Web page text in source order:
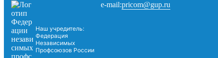
Наш учредитель:
Федерация
Независимых
Профсоюзов России
e-mail:pricom@gup.ru